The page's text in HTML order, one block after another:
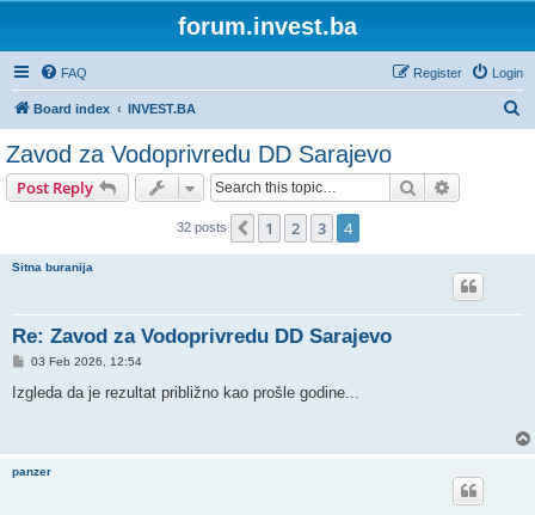
forum.invest.ba
FAQ Login
Register
Board index INVEST.BA
Zavod za Vodoprivredu DD Sarajevo
Post Reply Search
32 posts Previous
1 2 3 4
Sitna buranija
Re: Zavod za Vodoprivredu DD Sarajevo
P
s
t
03 Feb 2026, 12:54
Izgleda da je rezultat približno kao prošle godine...
panzer